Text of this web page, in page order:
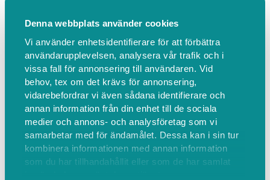
Denna webbplats använder cookies
Vi använder enhetsidentifierare för att förbättra
användarupplevelsen, analysera vår trafik och i
vissa fall för annonsering till användaren. Vid
behov, tex om det krävs för annonsering,
vidarebefordrar vi även sådana identifierare och
annan information från din enhet till de sociala
medier och annons- och analysföretag som vi
samarbetar med för ändamålet. Dessa kan i sin tur
kombinera informationen med annan information
som du har tillhandahållit eller som de har samlat
Vuxen–barn 7–12 år
Måla akvarell på sommarlovet och förenas i en
gemensam skaparglädje över åldersgränserna.
Upplev våra tillsammans-kurser för kreativt
samarbete och individuell utveckling. Under
tvåtimmarspass tre dagar i följd kan vuxna och
barn måla akvarell och lära av varandra.